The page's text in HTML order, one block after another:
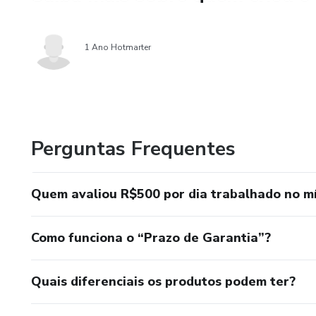
1 Ano Hotmarter
Perguntas Frequentes
Quem avaliou R$500 por dia trabalhado no
Como funciona o “Prazo de Garantia”?
Quais diferenciais os produtos podem ter?